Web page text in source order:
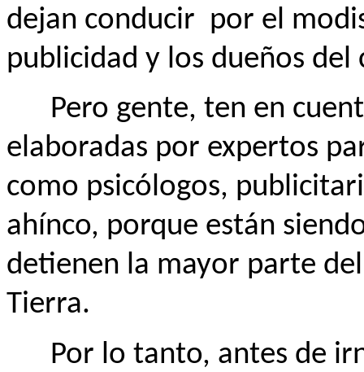
dejan conducir por el
publicidad y los dueños del
Pero gente, ten en
elaboradas por expertos
como psicólogos,
ahínco, porque están
detienen la mayor parte
Tierra.
Por lo tanto, antes de